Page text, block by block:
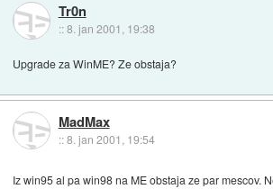
Tr0n
::8. jan 2001, 19:38
Upgrade za WinME? Ze obstaja?
MadMax
::8. jan 2001, 19:54
Iz win95 al pa win98 na ME obstaja ze par mescov.